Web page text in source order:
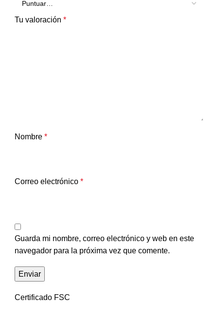
Tu valoración *
Nombre *
Correo electrónico *
Guarda mi nombre, correo electrónico y web en este
navegador para la próxima vez que comente.
Certificado FSC